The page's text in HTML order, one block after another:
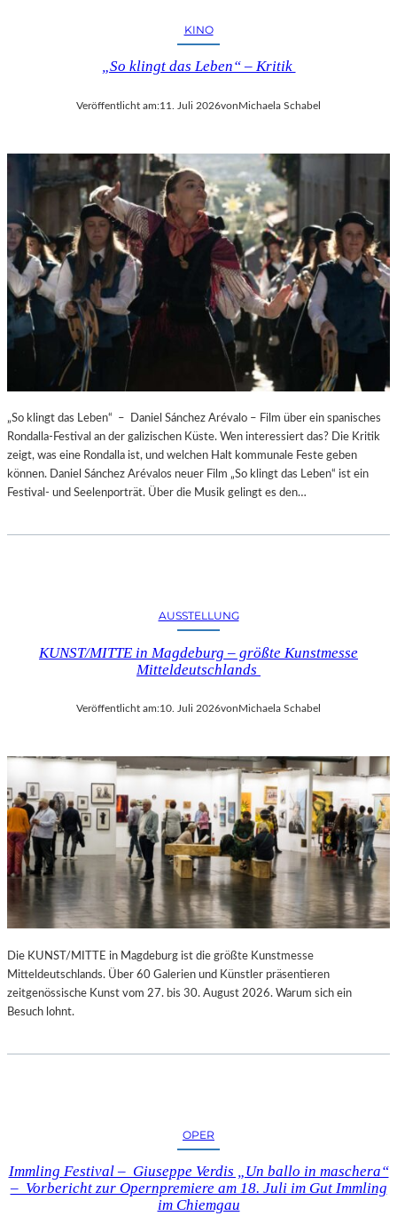
KINO
„So klingt das Leben“ – Kritik
Veröffentlicht am:11. Juli 2026vonMichaela Schabel
„So klingt das Leben“ – Daniel Sánchez Arévalo – Film über ein spanisches
Rondalla-Festival an der galizischen Küste. Wen interessiert das? Die Kritik
zeigt, was eine Rondalla ist, und welchen Halt kommunale Feste geben
können. Daniel Sánchez Arévalos neuer Film „So klingt das Leben“ ist ein
Festival- und Seelenporträt. Über die Musik gelingt es den…
AUSSTELLUNG
KUNST/MITTE in Magdeburg – größte Kunstmesse
Mitteldeutschlands
Veröffentlicht am:10. Juli 2026vonMichaela Schabel
Die KUNST/MITTE in Magdeburg ist die größte Kunstmesse
Mitteldeutschlands. Über 60 Galerien und Künstler präsentieren
zeitgenössische Kunst vom 27. bis 30. August 2026. Warum sich ein
Besuch lohnt.
OPER
Immling Festival – Giuseppe Verdis „Un ballo in maschera“
– Vorbericht zur Opernpremiere am 18. Juli im Gut Immling
im Chiemgau